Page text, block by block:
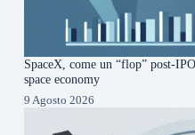
SpaceX, come un “flop” post-
space economy
9 Agosto 2026